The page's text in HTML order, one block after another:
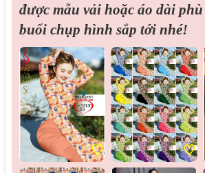
được mẫu vải hoặc áo dài
buổi chụp hình sắp tới nhé!
♡ ♡